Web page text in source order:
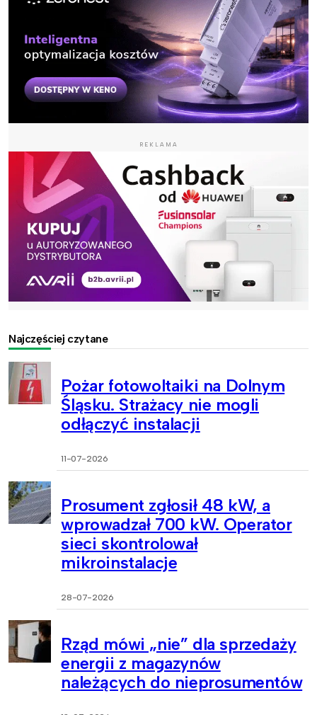
REKLAMA
Najczęściej czytane
Pożar fotowoltaiki na Dolnym
Śląsku. Strażacy nie mogli
odłączyć instalacji
11-07-2026
Prosument zgłosił 48 kW, a
wprowadzał 700 kW. Operator
sieci skontrolował
mikroinstalacje
28-07-2026
Rząd mówi „nie” dla sprzedaży
energii z magazynów
należących do nieprosumentów